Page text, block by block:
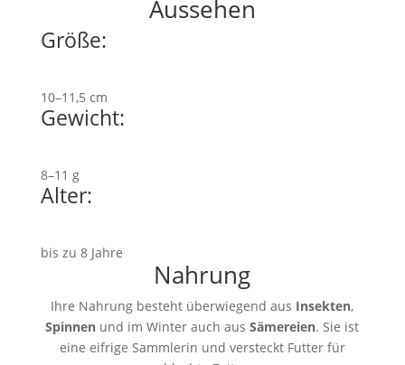
Aussehen
Größe:
10–11,5 cm
Gewicht:
8–11 g
Alter:
bis zu 8 Jahre
Nahrung
Ihre Nahrung besteht überwiegend aus Insekten,
Spinnen und im Winter auch ausSämereien. Sie ist
eine eifrige Sammlerin und versteckt Futter für